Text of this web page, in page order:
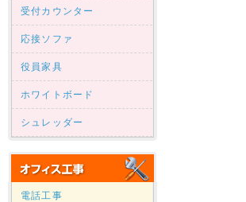
受付カウンター
応接ソファ
役員家具
ホワイトボード
シュレッダー
電話工事